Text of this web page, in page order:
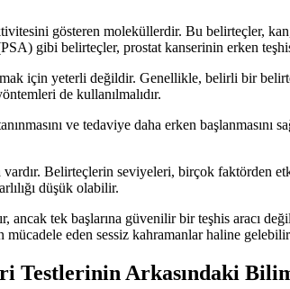
gösteren moleküllerdir. Bu belirteçler,
gibi belirteçler, prostat kanserinin erken
için yeterli değildir. Genellikle, belirli bir
de kullanılmalıdır.
ve tedaviye daha erken başlanmasını
Belirteçlerin seviyeleri, birçok faktörden
düşük olabilir.
tek başlarına güvenilir bir teşhis aracı
mücadele eden sessiz kahramanlar haline
Testlerinin Arkasındaki